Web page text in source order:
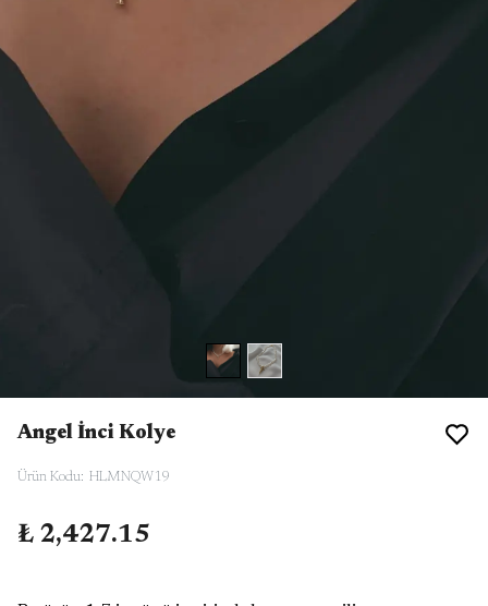
Angel İnci Kolye
Ürün Kodu: HLMNQW19
₺ 2,427.15